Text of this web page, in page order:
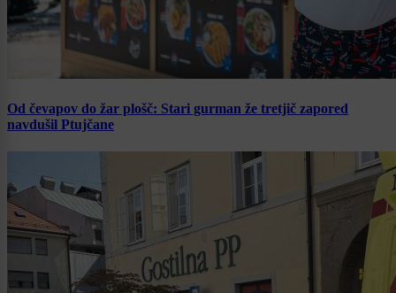
Od čevapov do žar plošč: Stari gurman že tretjič zapored
navdušil Ptujčane